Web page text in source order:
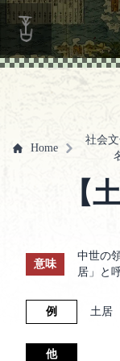
Home
社会
【
意味
中世の
居」と
例 土居
他